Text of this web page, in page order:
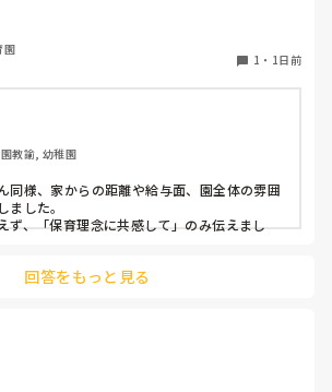
とか園の規模、保育内容は勘案しますが
ら通いやすいか、給与はどうか…という
ています
機をどのように答えていますか？また、本
園
1 ・ 1日前
教諭, 幼稚園
同様、家からの距離や給与面、園全体の雰囲
した。
ず、「保育理念に共感して」のみ伝えまし
回答をもっと見る